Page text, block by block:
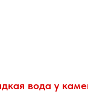
вода у